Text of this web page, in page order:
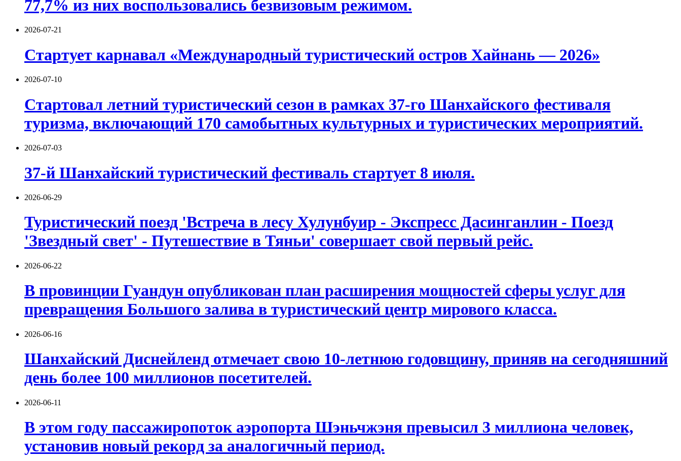
77,7% из них воспользовались безвизовым режимом.
2026-07-21
Стартует карнавал «Международный туристический остров Хайнань — 2026»
2026-07-10
Стартовал летний туристический сезон в рамках 37-го Шанхайского фестиваля
туризма, включающий 170 самобытных культурных и туристических мероприятий.
2026-07-03
37-й Шанхайский туристический фестиваль стартует 8 июля.
2026-06-29
Туристический поезд 'Встреча в лесу Хулунбуир - Экспресс Дасинганлин - Поезд
'Звездный свет' - Путешествие в Тяньи' совершает свой первый рейс.
2026-06-22
В провинции Гуандун опубликован план расширения мощностей сферы услуг для
превращения Большого залива в туристический центр мирового класса.
2026-06-16
Шанхайский Диснейленд отмечает свою 10-летнюю годовщину, приняв на сегодняшний
день более 100 миллионов посетителей.
2026-06-11
В этом году пассажиропоток аэропорта Шэньчжэня превысил 3 миллиона человек,
установив новый рекорд за аналогичный период.